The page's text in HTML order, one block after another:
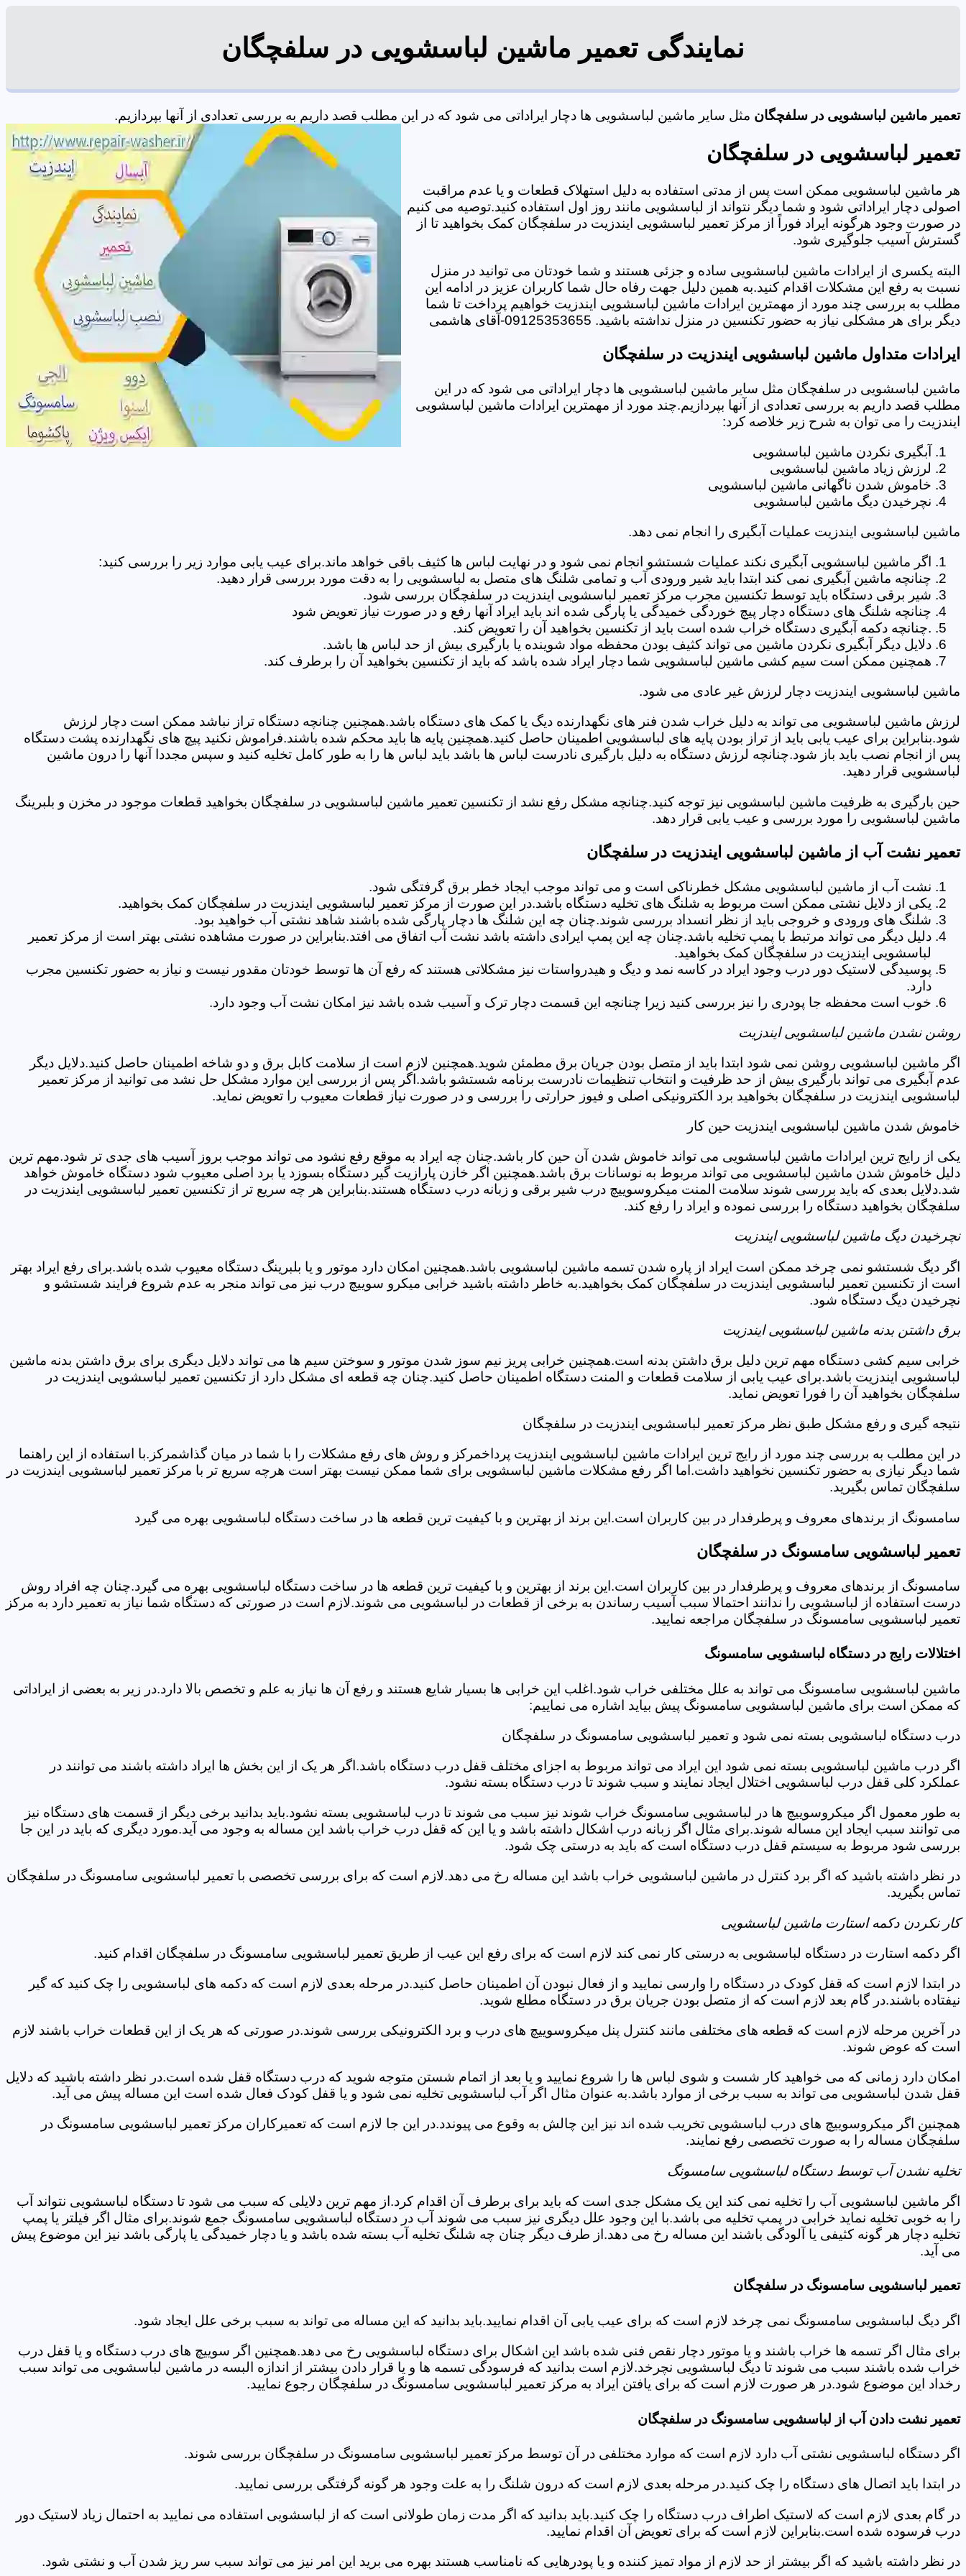
نمایندگی تعمیر ماشین لباسشویی در سلفچگان
تعمیر ماشین لباسشویی در سلفچگان مثل سایر ماشین لباسشویی ها دچار ایراداتی می شود که در این مطلب قصد داریم به بررسی تعدادی از آنها بپردازیم.
تعمیر لباسشویی در سلفچگان
هر ماشین لباسشویی ممکن است پس از مدتی استفاده به دلیل استهلاک قطعات و یا عدم مراقبت
اصولی دچار ایراداتی شود و شما دیگر نتواند از لباسشویی مانند روز اول استفاده کنید.توصیه می کنیم
در صورت وجود هرگونه ایراد فوراً از مرکز تعمیر لباسشویی ایندزیت در سلفچگان کمک بخواهید تا از
گسترش آسیب جلوگیری شود.
البته یکسری از ایرادات ماشین لباسشویی ساده و جزئی هستند و شما خودتان می توانید در منزل
نسبت به رفع این مشکلات اقدام کنید.به همین دلیل جهت رفاه حال شما کاربران عزیز در ادامه این
مطلب به بررسی چند مورد از مهمترین ایرادات ماشین لباسشویی ایندزیت خواهیم پرداخت تا شما
دیگر برای هر مشکلی نیاز به حضور تکنسین در منزل نداشته باشید. 09125353655-آقای هاشمی
ایرادات متداول ماشین لباسشویی ایندزیت در سلفچگان
ماشین لباسشویی در سلفچگان مثل سایر ماشین لباسشویی ها دچار ایراداتی می شود که در این
مطلب قصد داریم به بررسی تعدادی از آنها بپردازیم.چند مورد از مهمترین ایرادات ماشین لباسشویی
ایندزیت را می توان به شرح زیر خلاصه کرد:
آبگیری نکردن ماشین لباسشویی
لرزش زیاد ماشین لباسشویی
خاموش شدن ناگهانی ماشین لباسشویی
نچرخیدن دیگ ماشین لباسشویی
ماشین لباسشویی ایندزیت عملیات آبگیری را انجام نمی دهد.
اگر ماشین لباسشویی آبگیری نکند عملیات شستشو انجام نمی شود و در نهایت لباس ها کثیف باقی خواهد ماند.برای عیب یابی موارد زیر را بررسی کنید:
چنانچه ماشین آبگیری نمی کند ابتدا باید شیر ورودی آب و تمامی شلنگ های متصل به لباسشویی را به دقت مورد بررسی قرار دهید.
شیر برقی دستگاه باید توسط تکنسین مجرب مرکز تعمیر لباسشویی ایندزیت در سلفچگان بررسی شود.
چنانچه شلنگ های دستگاه دچار پیچ خوردگی خمیدگی یا پارگی شده اند باید ایراد آنها رفع و در صورت نیاز تعویض شود
.چنانچه دکمه آبگیری دستگاه خراب شده است باید از تکنسین بخواهید آن را تعویض کند.
دلایل دیگر آبگیری نکردن ماشین می تواند کثیف بودن محفظه مواد شوینده یا بارگیری بیش از حد لباس ها باشد.
همچنین ممکن است سیم کشی ماشین لباسشویی شما دچار ایراد شده باشد که باید از تکنسین بخواهید آن را برطرف کند.
ماشین لباسشویی ایندزیت دچار لرزش غیر عادی می شود.
لرزش ماشین لباسشویی می تواند به دلیل خراب شدن فنر های نگهدارنده دیگ یا کمک های دستگاه باشد.همچنین چنانچه دستگاه تراز نباشد ممکن است دچار لرزش
شود.بنابراین برای عیب یابی باید از تراز بودن پایه های لباسشویی اطمینان حاصل کنید.همچنین پایه ها باید محکم شده باشند.فراموش نکنید پیچ های نگهدارنده پشت دستگاه
پس از انجام نصب باید باز شود.چنانچه لرزش دستگاه به دلیل بارگیری نادرست لباس ها باشد باید لباس ها را به طور کامل تخلیه کنید و سپس مجددا آنها را درون ماشین
لباسشویی قرار دهید.
حین بارگیری به ظرفیت ماشین لباسشویی نیز توجه کنید.چنانچه مشکل رفع نشد از تکنسین تعمیر ماشین لباسشویی در سلفچگان بخواهید قطعات موجود در مخزن و بلبرینگ
ماشین لباسشویی را مورد بررسی و عیب یابی قرار دهد.
تعمیر نشت آب از ماشین لباسشویی ایندزیت در سلفچگان
نشت آب از ماشین لباسشویی مشکل خطرناکی است و می تواند موجب ایجاد خطر برق گرفتگی شود.
یکی از دلایل نشتی ممکن است مربوط به شلنگ های تخلیه دستگاه باشد.در این صورت از مرکز تعمیر لباسشویی ایندزیت در سلفچگان کمک بخواهید.
شلنگ های ورودی و خروجی باید از نظر انسداد بررسی شوند.چنان چه این شلنگ ها دچار پارگی شده باشند شاهد نشتی آب خواهید بود.
دلیل دیگر می تواند مرتبط با پمپ تخلیه باشد.چنان چه این پمپ ایرادی داشته باشد نشت آب اتفاق می افتد.بنابراین در صورت مشاهده نشتی بهتر است از مرکز تعمیر
لباسشویی ایندزیت در سلفچگان کمک بخواهید.
پوسیدگی لاستیک دور درب وجود ایراد در کاسه نمد و دیگ و هیدرواستات نیز مشکلاتی هستند که رفع آن ها توسط خودتان مقدور نیست و نیاز به حضور تکنسین مجرب
دارد.
خوب است محفظه جا پودری را نیز بررسی کنید زیرا چنانچه این قسمت دچار ترک و آسیب شده باشد نیز امکان نشت آب وجود دارد.
روشن نشدن ماشین لباسشویی ایندزیت
اگر ماشین لباسشویی روشن نمی شود ابتدا باید از متصل بودن جریان برق مطمئن شوید.همچنین لازم است از سلامت کابل برق و دو شاخه اطمینان حاصل کنید.دلایل دیگر
عدم آبگیری می تواند بارگیری بیش از حد ظرفیت و انتخاب تنظیمات نادرست برنامه شستشو باشد.اگر پس از بررسی این موارد مشکل حل نشد می توانید از مرکز تعمیر
لباسشویی ایندزیت در سلفچگان بخواهید برد الکترونیکی اصلی و فیوز حرارتی را بررسی و در صورت نیاز قطعات معیوب را تعویض نماید.
خاموش شدن ماشین لباسشویی ایندزیت حین کار
یکی از رایج ترین ایرادات ماشین لباسشویی می تواند خاموش شدن آن حین کار باشد.چنان چه ایراد به موقع رفع نشود می تواند موجب بروز آسیب های جدی تر شود.مهم ترین
دلیل خاموش شدن ماشین لباسشویی می تواند مربوط به نوسانات برق باشد.همچنین اگر خازن پارازیت گیر دستگاه بسوزد یا برد اصلی معیوب شود دستگاه خاموش خواهد
شد.دلایل بعدی که باید بررسی شوند سلامت المنت میکروسوییچ درب شیر برقی و زبانه درب دستگاه هستند.بنابراین هر چه سریع تر از تکنسین تعمیر لباسشویی ایندزیت در
سلفچگان بخواهید دستگاه را بررسی نموده و ایراد را رفع کند.
نچرخیدن دیگ ماشین لباسشویی ایندزیت
اگر دیگ شستشو نمی چرخد ممکن است ایراد از پاره شدن تسمه ماشین لباسشویی باشد.همچنین امکان دارد موتور و یا بلبرینگ دستگاه معیوب شده باشد.برای رفع ایراد بهتر
است از تکنسین تعمیر لباسشویی ایندزیت در سلفچگان کمک بخواهید.به خاطر داشته باشید خرابی میکرو سوییچ درب نیز می تواند منجر به عدم شروع فرایند شستشو و
نچرخیدن دیگ دستگاه شود.
برق داشتن بدنه ماشین لباسشویی ایندزیت
خرابی سیم کشی دستگاه مهم ترین دلیل برق داشتن بدنه است.همچنین خرابی پریز نیم سوز شدن موتور و سوختن سیم ها می تواند دلایل دیگری برای برق داشتن بدنه ماشین
لباسشویی ایندزیت باشد.برای عیب یابی از سلامت قطعات و المنت دستگاه اطمینان حاصل کنید.چنان چه قطعه ای مشکل دارد از تکنسین تعمیر لباسشویی ایندزیت در
سلفچگان بخواهید آن را فورا تعویض نماید.
نتیجه گیری و رفع مشکل طبق نظر مرکز تعمیر لباسشویی ایندزیت در سلفچگان
در این مطلب به بررسی چند مورد از رایج ترین ایرادات ماشین لباسشویی ایندزیت پرداخمرکز و روش های رفع مشکلات را با شما در میان گذاشمرکز.با استفاده از این راهنما
شما دیگر نیازی به حضور تکنسین نخواهید داشت.اما اگر رفع مشکلات ماشین لباسشویی برای شما ممکن نیست بهتر است هرچه سریع تر با مرکز تعمیر لباسشویی ایندزیت در
سلفچگان تماس بگیرید.
سامسونگ از برندهای معروف و پرطرفدار در بین کاربران است.این برند از بهترین و با کیفیت ترین قطعه ها در ساخت دستگاه لباسشویی بهره می گیرد
تعمیر لباسشویی سامسونگ در سلفچگان
سامسونگ از برندهای معروف و پرطرفدار در بین کاربران است.این برند از بهترین و با کیفیت ترین قطعه ها در ساخت دستگاه لباسشویی بهره می گیرد.چنان چه افراد روش
درست استفاده از لباسشویی را ندانند احتمالا سبب آسیب رساندن به برخی از قطعات در لباسشویی می شوند.لازم است در صورتی که دستگاه شما نیاز به تعمیر دارد به مرکز
تعمیر لباسشویی سامسونگ در سلفچگان مراجعه نمایید.
اختلالات رایج در دستگاه لباسشویی سامسونگ
ماشین لباسشویی سامسونگ می تواند به علل مختلفی خراب شود.اغلب این خرابی ها بسیار شایع هستند و رفع آن ها نیاز به علم و تخصص بالا دارد.در زیر به بعضی از ایراداتی
که ممکن است برای ماشین لباسشویی سامسونگ پیش بیاید اشاره می نماییم:
درب دستگاه لباسشویی بسته نمی شود و تعمیر لباسشویی سامسونگ در سلفچگان
اگر درب ماشین لباسشویی بسته نمی شود این ایراد می تواند مربوط به اجزای مختلف قفل درب دستگاه باشد.اگر هر یک از این بخش ها ایراد داشته باشند می توانند در
عملکرد کلی قفل درب لباسشویی اختلال ایجاد نمایند و سبب شوند تا درب دستگاه بسته نشود.
به طور معمول اگر میکروسوییچ ها در لباسشویی سامسونگ خراب شوند نیز سبب می شوند تا درب لباسشویی بسته نشود.باید بدانید برخی دیگر از قسمت های دستگاه نیز
می توانند سبب ایجاد این مساله شوند.برای مثال اگر زبانه درب اشکال داشته باشد و یا این که قفل درب خراب باشد این مساله به وجود می آید.مورد دیگری که باید در این جا
بررسی شود مربوط به سیستم قفل درب دستگاه است که باید به درستی چک شود.
در نظر داشته باشید که اگر برد کنترل در ماشین لباسشویی خراب باشد این مساله رخ می دهد.لازم است که برای بررسی تخصصی با تعمیر لباسشویی سامسونگ در سلفچگان
تماس بگیرید.
کار نکردن دکمه استارت ماشین لباسشویی
اگر دکمه استارت در دستگاه لباسشویی به درستی کار نمی کند لازم است که برای رفع این عیب از طریق تعمیر لباسشویی سامسونگ در سلفچگان اقدام کنید.
در ابتدا لازم است که قفل کودک در دستگاه را وارسی نمایید و از فعال نبودن آن اطمینان حاصل کنید.در مرحله بعدی لازم است که دکمه های لباسشویی را چک کنید که گیر
نیفتاده باشند.در گام بعد لازم است که از متصل بودن جریان برق در دستگاه مطلع شوید.
در آخرین مرحله لازم است که قطعه های مختلفی مانند کنترل پنل میکروسوییچ های درب و برد الکترونیکی بررسی شوند.در صورتی که هر یک از این قطعات خراب باشند لازم
است که عوض شوند.
امکان دارد زمانی که می خواهید کار شست و شوی لباس ها را شروع نمایید و یا بعد از اتمام شستن متوجه شوید که درب دستگاه قفل شده است.در نظر داشته باشید که دلایل
قفل شدن لباسشویی می تواند به سبب برخی از موارد باشد.به عنوان مثال اگر آب لباسشویی تخلیه نمی شود و یا قفل کودک فعال شده است این مساله پیش می آید.
همچنین اگر میکروسوییچ های درب لباسشویی تخریب شده اند نیز این چالش به وقوع می پیوندد.در این جا لازم است که تعمیرکاران مرکز تعمیر لباسشویی سامسونگ در
سلفچگان مساله را به صورت تخصصی رفع نمایند.
تخلیه نشدن آب توسط دستگاه لباسشویی سامسونگ
اگر ماشین لباسشویی آب را تخلیه نمی کند این یک مشکل جدی است که باید برای برطرف آن اقدام کرد.از مهم ترین دلایلی که سبب می شود تا دستگاه لباسشویی نتواند آب
را به خوبی تخلیه نماید خرابی در پمپ تخلیه می باشد.با این وجود علل دیگری نیز سبب می شوند آب در دستگاه لباسشویی سامسونگ جمع شوند.برای مثال اگر فیلتر یا پمپ
تخلیه دچار هر گونه کثیفی یا آلودگی باشند این مساله رخ می دهد.از طرف دیگر چنان چه شلنگ تخلیه آب بسته شده باشد و یا دچار خمیدگی یا پارگی باشد نیز این موضوع پیش
می آید.
تعمیر لباسشویی سامسونگ در سلفچگان
اگر دیگ لباسشویی سامسونگ نمی چرخد لازم است که برای عیب یابی آن اقدام نمایید.باید بدانید که این مساله می تواند به سبب برخی علل ایجاد شود.
برای مثال اگر تسمه ها خراب باشند و یا موتور دچار نقص فنی شده باشد این اشکال برای دستگاه لباسشویی رخ می دهد.همچنین اگر سوییچ های درب دستگاه و یا قفل درب
خراب شده باشند سبب می شوند تا دیگ لباسشویی نچرخد.لازم است بدانید که فرسودگی تسمه ها و یا قرار دادن بیشتر از اندازه البسه در ماشین لباسشویی می تواند سبب
رخداد این موضوع شود.در هر صورت لازم است که برای یافتن ایراد به مرکز تعمیر لباسشویی سامسونگ در سلفچگان رجوع نمایید.
تعمیر نشت دادن آب از لباسشویی سامسونگ در سلفچگان
اگر دستگاه لباسشویی نشتی آب دارد لازم است که موارد مختلفی در آن توسط مرکز تعمیر لباسشویی سامسونگ در سلفچگان بررسی شوند.
در ابتدا باید اتصال های دستگاه را چک کنید.در مرحله بعدی لازم است که درون شلنگ را به علت وجود هر گونه گرفتگی بررسی نمایید.
در گام بعدی لازم است که لاستیک اطراف درب دستگاه را چک کنید.باید بدانید که اگر مدت زمان طولانی است که از لباسشویی استفاده می نمایید به احتمال زیاد لاستیک دور
درب فرسوده شده است.بنابراین لازم است که برای تعویض آن اقدام نمایید.
در نظر داشته باشید که اگر بیشتر از حد لازم از مواد تمیز کننده و یا پودرهایی که نامناسب هستند بهره می برید این امر نیز می تواند سبب سر ریز شدن آب و نشتی شود.